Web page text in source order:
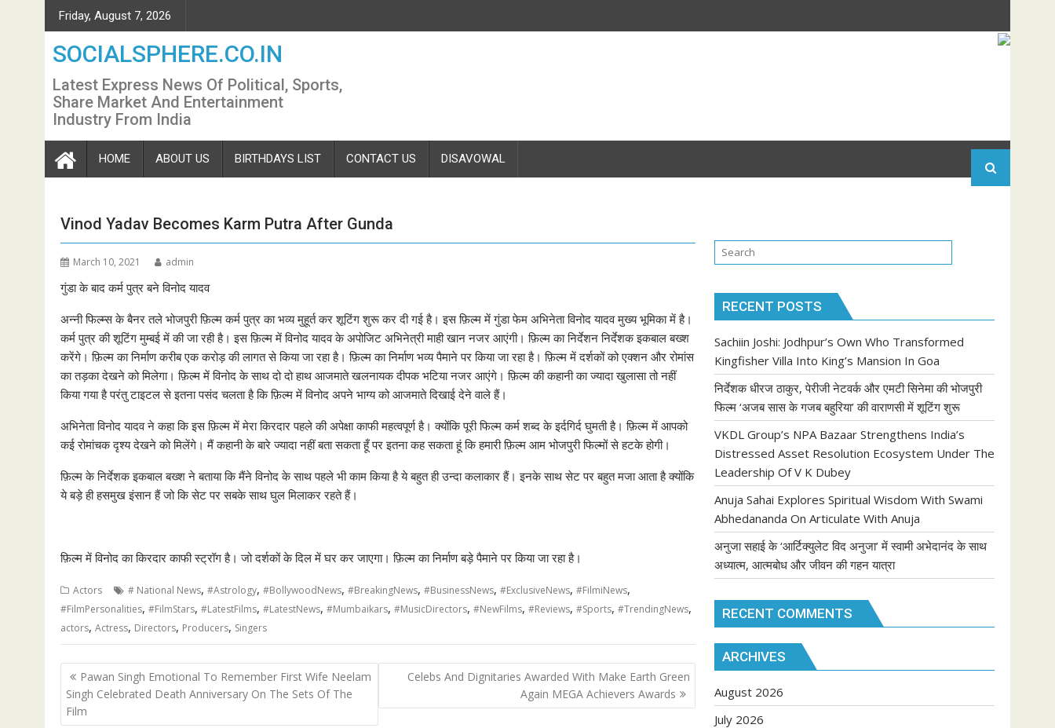
Skip
to
content
Friday, August 7, 2026
SOCIALSPHERE.CO.IN
Latest Express News Of Political, Sports,
Share Market And Entertainment
Industry From India
HOME ABOUT US BIRTHDAYS LIST CONTACT US DISAVOWAL
Vinod Yadav Becomes Karm Putra After Gunda
March 10, 2021 admin
गुंडा के बाद कर्म पुत्र बने विनोद यादव
अन्नी फिल्म्स के बैनर तले भोजपुरी फ़िल्म कर्म पुत्र का भव्य मुहूर्त कर शूटिंग शुरू कर दी गई है। इस फ़िल्म में गुंडा फेम अभिनेता विनोद यादव मुख्य भूमिका में है।
कर्म पुत्र की शूटिंग मुम्बई में की जा रही है। इस फ़िल्म में विनोद यादव के अपोजिट अभिनेत्री माही खान नजर आएंगी। फ़िल्म का निर्देशन निर्देशक इकबाल बख्श
करेंगे। फ़िल्म का निर्माण करीब एक करोड़ की लागत से किया जा रहा है। फ़िल्म का निर्माण भव्य पैमाने पर किया जा रहा है। फ़िल्म में दर्शकों को एक्शन और रोमांस
का तड़का देखने को मिलेगा। फ़िल्म में विनोद के साथ दो दो हाथ आजमाते खलनायक दीपक भटिया नजर आएंगे। फ़िल्म की कहानी का ज्यादा खुलासा तो नहीं
किया गया है परंतु टाइटल से इतना पसंद चलता है कि फ़िल्म में विनोद अपने भाग्य को आजमाते दिखाई देने वाले हैं।
अभिनेता विनोद यादव ने कहा कि इस फ़िल्म में मेरा किरदार पहले की अपेक्षा काफी महत्वपूर्ण है। क्योंकि पूरी फिल्म कर्म शब्द के इर्दगिर्द घुमती है। फ़िल्म में आपको
कई रोमांचक दृश्य देखने को मिलेंगे। मैं कहानी के बारे ज्यादा नहीं बता सकता हूँ पर इतना कह सकता हूं कि हमारी फ़िल्म आम भोजपुरी फिल्मों से हटके होगी।
फ़िल्म के निर्देशक इकबाल बख्श ने बताया कि मैंने विनोद के साथ पहले भी काम किया है ये बहुत ही उन्दा कलाकार हैं। इनके साथ सेट पर बहुत मजा आता है क्योंकि
ये बड़े ही हसमुख इंसान हैं जो कि सेट पर सबके साथ घुल मिलाकर रहते हैं।
फ़िल्म में विनोद का किरदार काफी स्ट्रॉग है। जो दर्शकों के दिल में घर कर जाएगा। फ़िल्म का निर्माण बड़े पैमाने पर किया जा रहा है।
Actors # National News, #Astrology, #BollywoodNews, #BreakingNews, #BusinessNews, #ExclusiveNews, #FilmiNews,
#FilmPersonalities, #FilmStars, #LatestFilms, #LatestNews, #Mumbaikars, #MusicDirectors, #NewFilms, #Reviews, #Sports, #TrendingNews,
actors, Actress, Directors, Producers, Singers
Post
navigation
Pawan Singh Emotional To Remember First Wife Neelam
Singh Celebrated Death Anniversary On The Sets Of The
Film
Celebs And Dignitaries Awarded With Make Earth Green
Again MEGA Achievers Awards
RECENT POSTS
Sachiin Joshi: Jodhpur’s Own Who Transformed
Kingfisher Villa Into King’s Mansion In Goa
निर्देशक धीरज ठाकुर, पेरीजी नेटवर्क और एमटी सिनेमा की भोजपुरी
फिल्म ‘अजब सास के गजब बहुरिया’ की वाराणसी में शूटिंग शुरू
VKDL Group’s NPA Bazaar Strengthens India’s
Distressed Asset Resolution Ecosystem Under The
Leadership Of V K Dubey
Anuja Sahai Explores Spiritual Wisdom With Swami
Abhedananda On Articulate With Anuja
अनुजा सहाई के ‘आर्टिक्युलेट विद अनुजा’ में स्वामी अभेदानंद के साथ
अध्यात्म, आत्मबोध और जीवन की गहन यात्रा
RECENT COMMENTS
ARCHIVES
August 2026
July 2026